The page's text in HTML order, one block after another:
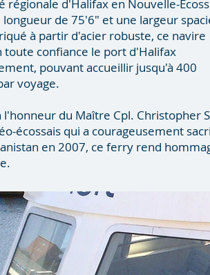
régionale d'Halifax en Nouvelle-
de 75'6" et une largeur
à partir d'acier robuste, ce navire
toute confiance le port d'Halifax
pouvant accueillir jusqu'à 400
voyage.
du Maître Cpl. Christopher
écossais qui a courageusement
en 2007, ce ferry rend